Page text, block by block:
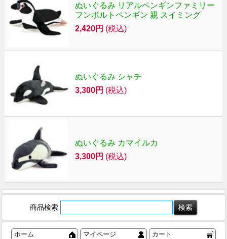
ぬいぐるみ リアルペンギンファミリー
フンボルトペンギン 親 スイミング
2,420円 (税込)
ぬいぐるみ シャチ
3,300円 (税込)
ぬいぐるみ カマイルカ
3,300円 (税込)
商品検索
ホーム マイページ カート